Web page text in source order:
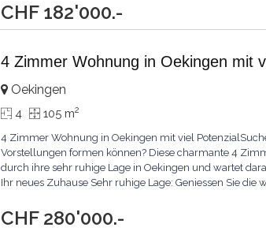
CHF 182'000.-
4 Zimmer Wohnung in Oekingen mit
CHF 280'000.-
Oekingen
4 105 m2
4 Zimmer Wohnung in Oekingen mit viel
Vorstellungen formen können? Diese charmante 4
durch ihre sehr ruhige Lage in Oekingen und wartet
Ihr neues Zuhause Sehr ruhige Lage: Geniessen Sie die